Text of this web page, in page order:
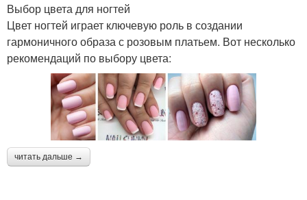
Выбор цвета для ногтей
Цвет ногтей играет ключевую роль в создании
гармоничного образа с розовым платьем. Вот несколько
рекомендаций по выбору цвета:
читать дальше →